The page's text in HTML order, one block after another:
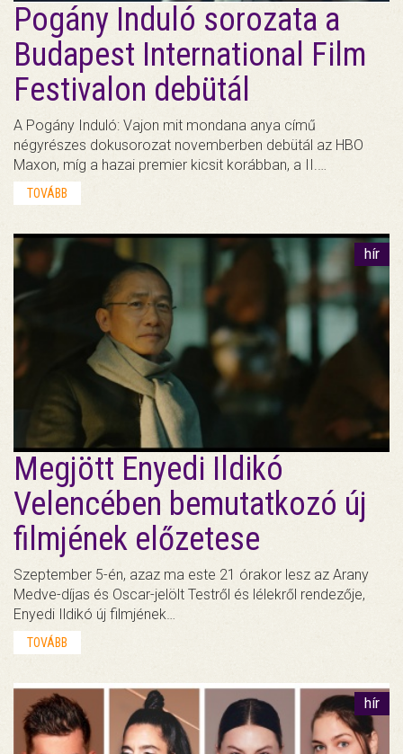
Pogány Induló sorozata a
Budapest International Film
Festivalon debütál
A Pogány Induló: Vajon mit mondana anya című
négyrészes dokusorozat novemberben debütál az HBO
Maxon, míg a hazai premier kicsit korábban, a II.…
TOVÁBB
hír
Megjött Enyedi Ildikó
Velencében bemutatkozó új
filmjének előzetese
Szeptember 5-én, azaz ma este 21 órakor lesz az Arany
Medve-díjas és Oscar-jelölt Testről és lélekről rendezője,
Enyedi Ildikó új filmjének…
TOVÁBB
hír